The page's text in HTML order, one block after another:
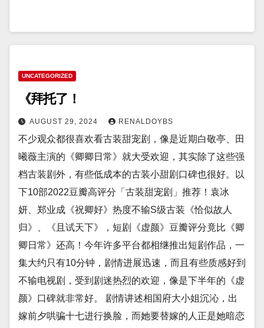
UNCATEGORIZED
《拜托了！
AUGUST 29, 2024 RENALDOYBS
不少观众都很喜欢看古装甜宠剧，像是近期白敬亭、田
曦薇主演的《卿卿日常》就大受欢迎，其实除了这些强
档古装剧外，有些低成本的古装小甜剧口碑也很好。以
下10部2022豆瓣高评分「古装甜宠剧」推荐！袁冰
妍、郑业成《祝卿好》热度不输S级古装《恰似故人
归》、《且试天下》，短剧《虚颜》豆瓣评分竟比《卿
卿日常》还高！今年许多平台都相继推出短剧作品，一
集大约只有10分钟，剧情进展迅速，而且有些质感好到
不输电视剧，受到剧迷热烈的欢迎，像是下半年的《虚
颜》口碑就非常好。 剧情讲述相国府大小姐沉沁，出
嫁前夕哄骗十七进行换脸，而她要替嫁的人正是她暗恋